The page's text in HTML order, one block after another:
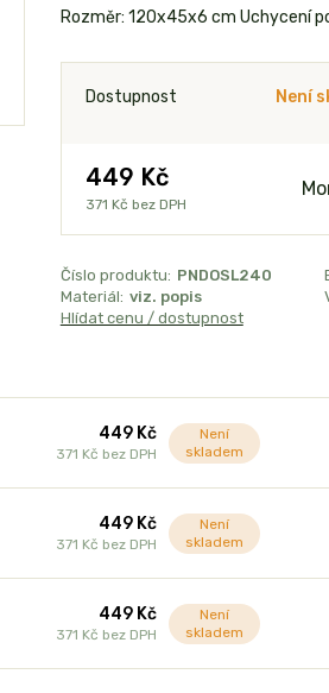
Rozměr: 120x45x6 cm Uchycení
Dostupnost Není
449 Kč
371 Kč bez DPH
Číslo produktu: PNDOSL240
Materiál: viz. popis
Hlídat cenu / dostupnost
449 Kč
371 Kč bez DPH
Není
skladem
449 Kč
371 Kč bez DPH
Není
skladem
449 Kč
371 Kč bez DPH
Není
skladem